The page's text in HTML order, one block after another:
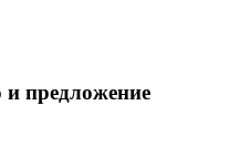
предложение